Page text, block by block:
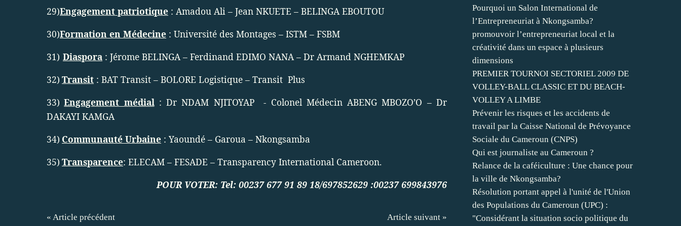
29)Engagement patriotique : Amadou Ali – Jean NKUETE – BELINGA EBOUTOU
30)Formation en Médecine : Université des Montages – ISTM – FSBM
31) Diaspora : Jérome BELINGA – Ferdinand EDIMO NANA – Dr Armand NGHEMKAP
32) Transit : BAT Transit – BOLORE Logistique – Transit Plus
33) Engagement médial: Dr NDAM NJITOYAP
- Colonel Médecin ABENG MBOZO’O – Dr
DAKAYI KAMGA
34) Communauté Urbaine : Yaoundé – Garoua – Nkongsamba
35) Transparence: ELECAM – FESADE – Transparency International Cameroon.
POUR VOTER: Tel: 00237 677 91 89 18/697852629 :00237 699843976
« Article précédent Article suivant »
Pourquoi un Salon International de
l’Entrepreneuriat à Nkongsamba?
promouvoir l’entrepreneuriat local et la
créativité dans un espace à plusieurs
dimensions
PREMIER TOURNOI SECTORIEL 2009 DE
VOLLEY-BALL CLASSIC ET DU BEACH-
VOLLEY A LIMBE
Prévenir les risques et les accidents de
travail par la Caisse National de Prévoyance
Sociale du Cameroun (CNPS)
Qui est journaliste au Cameroun ?
Relance de la caféiculture : Une chance pour
la ville de Nkongsamba?
Résolution portant appel à l'unité de l'Union
des Populations du Cameroun (UPC) :
"Considérant la situation socio politique du